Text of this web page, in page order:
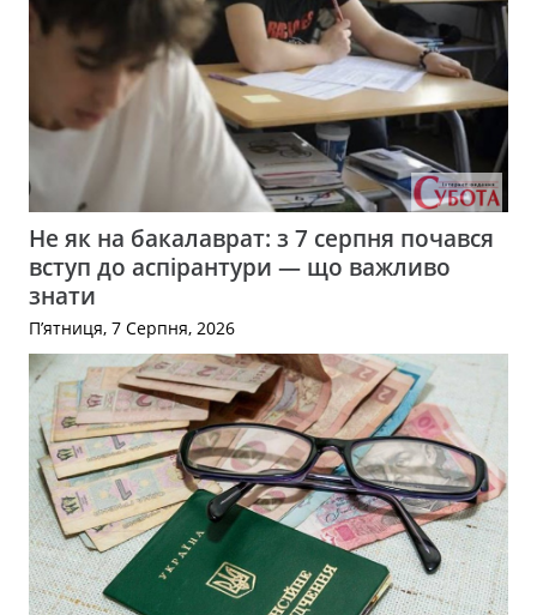
Не як на бакалаврат: з 7 серпня почався
вступ до аспірантури — що важливо
знати
П’ятниця, 7 Серпня, 2026